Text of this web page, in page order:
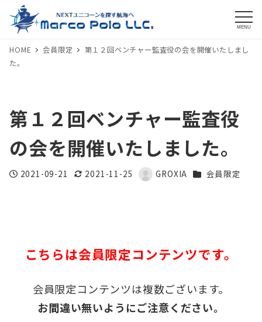
MENU
HOME 会員限定
第１２回ベンチャー監査役の会を開催いたしまし
た。
第１２回ベンチャー監査役
の会を開催いたしました。
投稿日
2021-09-21
更新日
2021-11-25
著
GROXIA カテゴリー
会員限定
こちらは会員限定コンテンツです。
会員限定コンテンツは複数ございます。
お間違い無いようにご注意ください。